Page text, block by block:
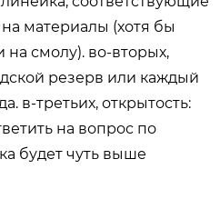
материалы (хотя бы
на смолу). во-вторых,
резерв или каждый
в-третьих, открытость:
на вопрос по
будет чуть выше